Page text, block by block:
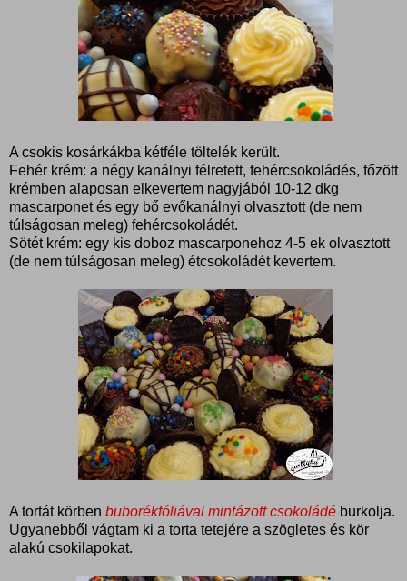
A csokis kosárkákba kétféle töltelék került.
Fehér krém: a négy kanálnyi félretett, fehércsokoládés, főzött
krémben alaposan elkevertem nagyjából 10-12 dkg
mascarponet és egy bő evőkanálnyi olvasztott (de nem
túlságosan meleg) fehércsokoládét.
Sötét krém: egy kis doboz mascarponehoz 4-5 ek olvasztott
(de nem túlságosan meleg) étcsokoládét kevertem.
A tortát körben buborékfóliával mintázott csokoládé burkolja.
Ugyanebből vágtam ki a torta tetejére a szögletes és kör
alakú csokilapokat.